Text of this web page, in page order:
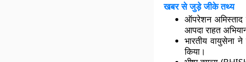
खबर से जुड़े जीके तथ्य
ऑपरेशन अमिस्ताद
आपदा राहत
भारतीय वायुसेना
किया।